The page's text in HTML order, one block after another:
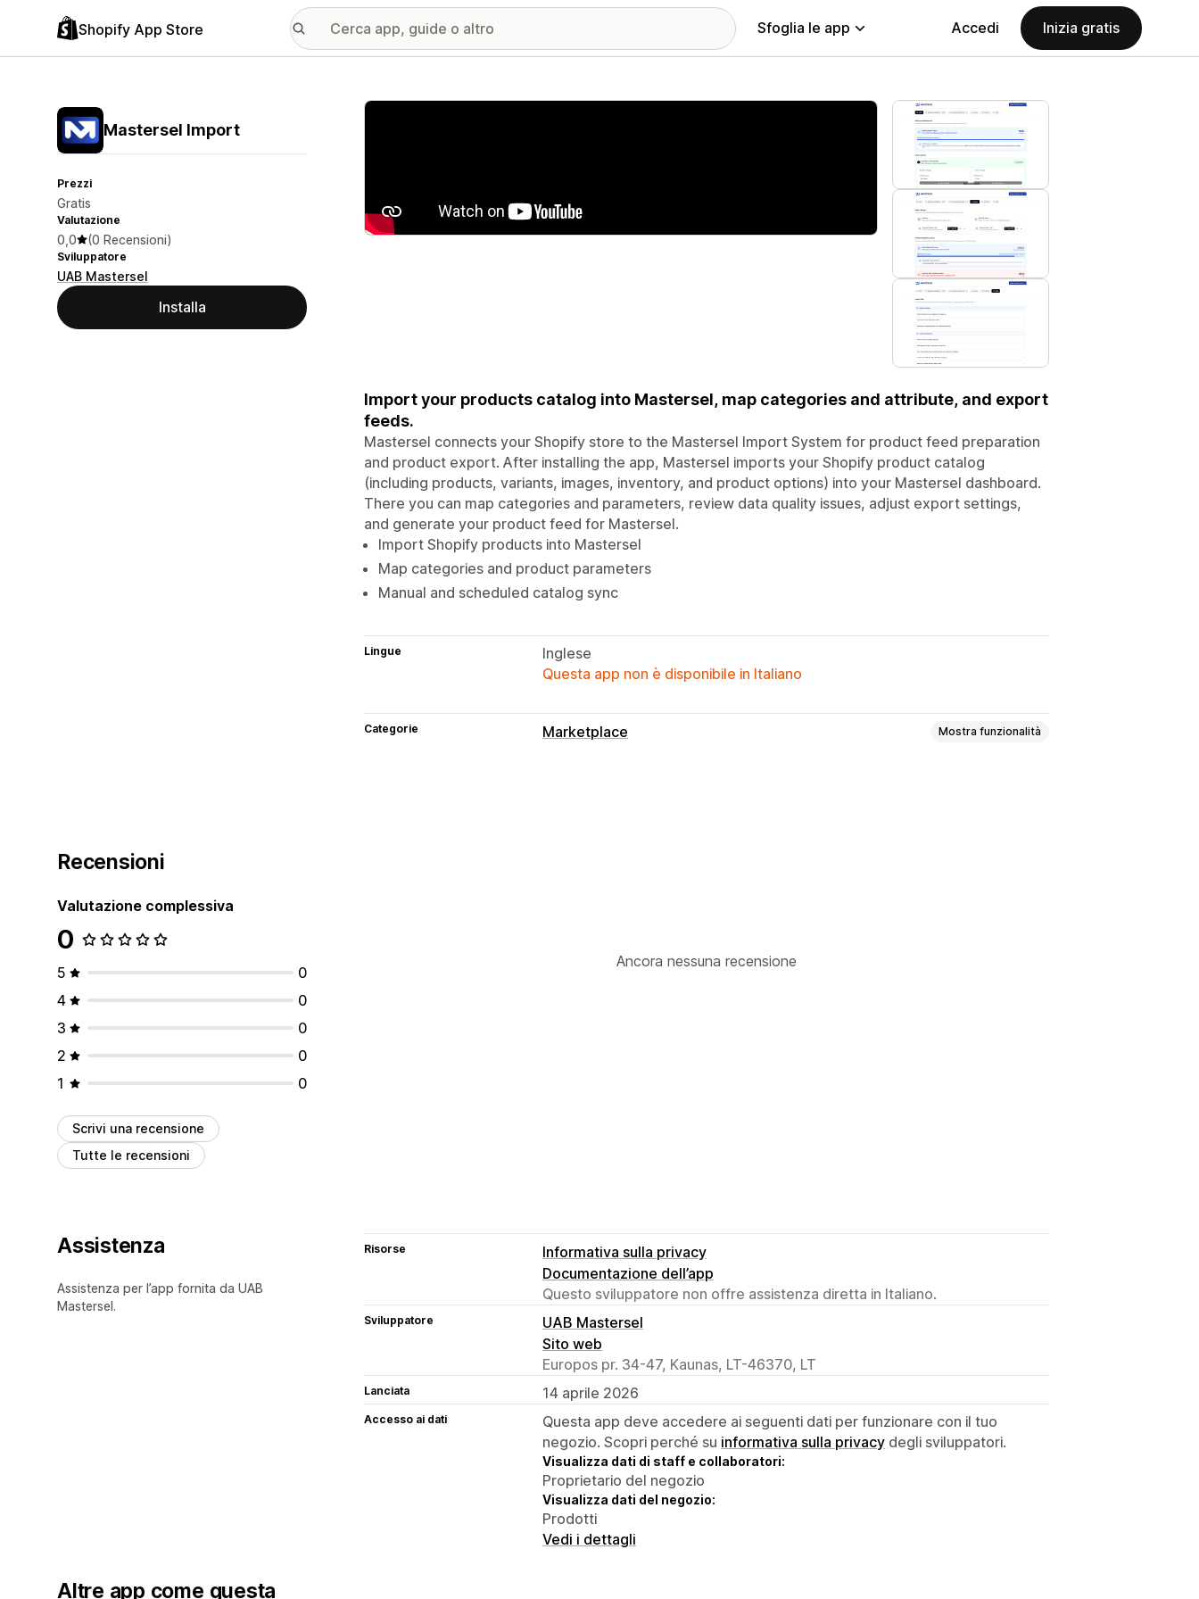
Shopify App Store Sfoglia le app Accedi Inizia gratis
Mastersel Import
Prezzi
Gratis
Valutazione
0,0 (0 Recensioni)
Sviluppatore
UAB Mastersel
Installa
Galleria immagini in evidenza
Import your products catalog into Mastersel, map categories and attribute, and export
feeds.
Mastersel connects your Shopify store to the Mastersel Import System for product feed preparation
and product export. After installing the app, Mastersel imports your Shopify product catalog
(including products, variants, images, inventory, and product options) into your Mastersel dashboard.
There you can map categories and parameters, review data quality issues, adjust export settings,
and generate your product feed for Mastersel.
Import Shopify products into Mastersel
Map categories and product parameters
Manual and scheduled catalog sync
Lingue
Inglese
Questa app non è disponibile in Italiano
Categorie Marketplace Mostra funzionalità
Recensioni
Valutazione complessiva
0
5
0
4
0
3
0
2
0
1
0
Scrivi una recensione
Tutte le recensioni
Ancora nessuna recensione
Assistenza
Assistenza per l’app fornita da UAB
Mastersel.
Risorse
Informativa sulla privacy
Documentazione dell’app
Questo sviluppatore non offre assistenza diretta in Italiano.
Sviluppatore
UAB Mastersel
Sito web
Europos pr. 34-47, Kaunas, LT-46370, LT
Lanciata 14 aprile 2026
Accesso ai dati
Questa app deve accedere ai seguenti dati per funzionare con il tuo
negozio. Scopri perché su informativa sulla privacy degli sviluppatori.
Visualizza dati di staff e collaboratori:
Proprietario del negozio
Visualizza dati del negozio:
Prodotti
Vedi i dettagli
Altre app come questa